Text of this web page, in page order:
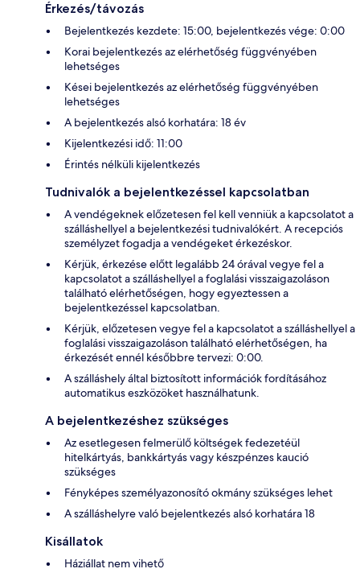
Érkezés/távozás
Bejelentkezés kezdete: 15:00, bejelentkezés vége: 0:00
Korai bejelentkezés az elérhetőség függvényében
lehetséges
Kései bejelentkezés az elérhetőség függvényében
lehetséges
A bejelentkezés alsó korhatára: 18 év
Kijelentkezési idő: 11:00
Érintés nélküli kijelentkezés
Tudnivalók a bejelentkezéssel kapcsolatban
A vendégeknek előzetesen fel kell venniük a kapcsolatot a
szálláshellyel a bejelentkezési tudnivalókért. A recepciós
személyzet fogadja a vendégeket érkezéskor.
Kérjük, érkezése előtt legalább 24 órával vegye fel a
kapcsolatot a szálláshellyel a foglalási visszaigazoláson
található elérhetőségen, hogy egyeztessen a
bejelentkezéssel kapcsolatban.
Kérjük, előzetesen vegye fel a kapcsolatot a szálláshellyel a
foglalási visszaigazoláson található elérhetőségen, ha
érkezését ennél későbbre tervezi: 0:00.
A szálláshely által biztosított információk fordításához
automatikus eszközöket használhatunk.
A bejelentkezéshez szükséges
Az esetlegesen felmerülő költségek fedezetéül
hitelkártyás, bankkártyás vagy készpénzes kaució
szükséges
Fényképes személyazonosító okmány szükséges lehet
A szálláshelyre való bejelentkezés alsó korhatára 18
Kisállatok
Háziállat nem vihető